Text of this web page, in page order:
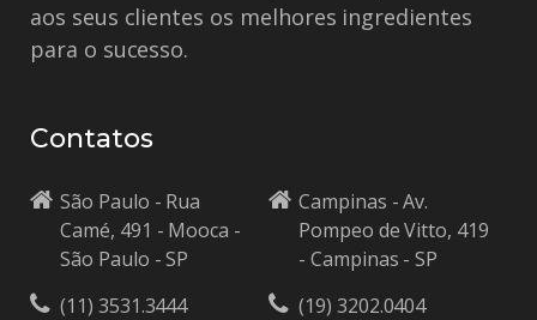
aos seus clientes os melhores ingredientes
para o sucesso.
Contatos
São Paulo - Rua
Camé, 491 - Mooca -
São Paulo - SP
(11) 3531.3444
Campinas - Av.
Pompeo de Vitto, 419
- Campinas - SP
(19) 3202.0404